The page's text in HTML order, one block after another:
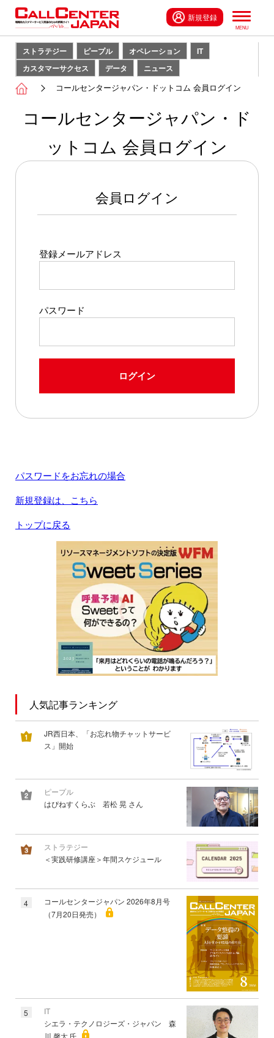
新規登録
ストラテジー ピープル オペレーション
IT
カスタマーサクセス
データ ニュース
コールセンタージャパン・ドットコム 会員ログイン
コールセンタージャパン・ド
ットコム 会員ログイン
会員ログイン
登録メールアドレス
パスワード
ログイン
パスワードをお忘れの場合
新規登録は、こちら
トップに戻る
人気記事ランキング
JR西日本、「お忘れ物チャットサービ
ス」開始
ピープル
はぴねすくらぶ 若松 晃 さん
ストラテジー
＜実践研修講座＞年間スケジュール
4
コールセンタージャパン 2026年8月号
（7月20日発売）
5
IT
シエラ・テクノロジーズ・ジャパン 森
川 馨太 氏